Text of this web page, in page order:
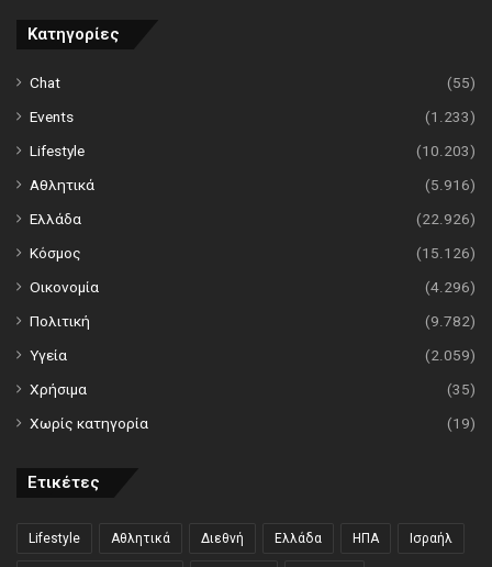
Κατηγορίες
Chat
(55)
Events
(1.233)
Lifestyle
(10.203)
Αθλητικά
(5.916)
Ελλάδα
(22.926)
Κόσμος
(15.126)
Οικονομία
(4.296)
Πολιτική
(9.782)
Υγεία
(2.059)
Χρήσιμα
(35)
Χωρίς κατηγορία
(19)
Ετικέτες
Lifestyle Αθλητικά Διεθνή Ελλάδα ΗΠΑ Ισραήλ